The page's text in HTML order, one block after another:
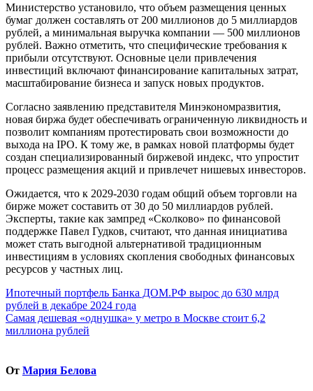
Министерство установило, что объем размещения ценных
бумаг должен составлять от 200 миллионов до 5 миллиардов
рублей, а минимальная выручка компании — 500 миллионов
рублей. Важно отметить, что специфические требования к
прибыли отсутствуют. Основные цели привлечения
инвестиций включают финансирование капитальных затрат,
масштабирование бизнеса и запуск новых продуктов.
Согласно заявлению представителя Минэкономразвития,
новая биржа будет обеспечивать ограниченную ликвидность и
позволит компаниям протестировать свои возможности до
выхода на IPO. К тому же, в рамках новой платформы будет
создан специализированный биржевой индекс, что упростит
процесс размещения акций и привлечет нишевых инвесторов.
Ожидается, что к 2029-2030 годам общий объем торговли на
бирже может составить от 30 до 50 миллиардов рублей.
Эксперты, такие как зампред «Сколково» по финансовой
поддержке Павел Гудков, считают, что данная инициатива
может стать выгодной альтернативой традиционным
инвестициям в условиях скопления свободных финансовых
ресурсов у частных лиц.
Навигация
по
записям
Ипотечный портфель Банка ДОМ.РФ вырос до 630 млрд
рублей в декабре 2024 года
Самая дешевая «однушка» у метро в Москве стоит 6,2
миллиона рублей
От Мария Белова